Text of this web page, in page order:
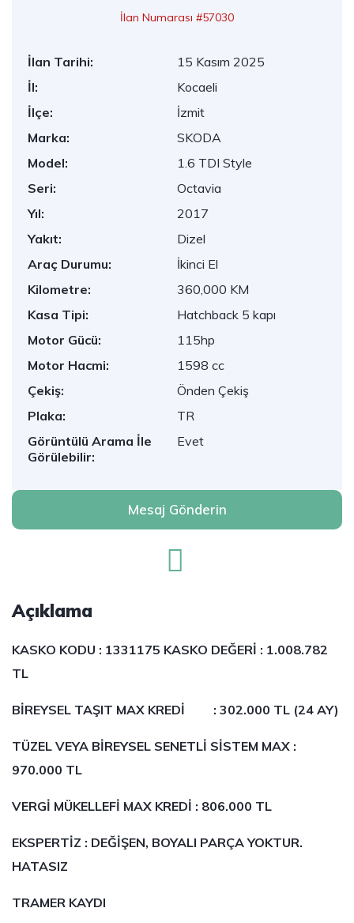
İlan Numarası #57030
İlan Tarihi:
15 Kasım 2025
İl:
Kocaeli
İlçe:
İzmit
Marka:
SKODA
Model:
1.6 TDI Style
Seri:
Octavia
Yıl:
2017
Yakıt:
Dizel
Araç Durumu:
İkinci El
Kilometre:
360,000 KM
Kasa Tipi:
Hatchback 5 kapı
Motor Gücü:
115hp
Motor Hacmi:
1598 cc
Çekiş:
Önden Çekiş
Plaka:
TR
Görüntülü Arama İle
Görülebilir:
Evet
Mesaj Gönderin
Açıklama
KASKO KODU : 1331175 KASKO DEĞERİ : 1.008.782
TL
BİREYSEL TAŞIT MAX KREDİ : 302.000 TL (24 AY)
TÜZEL VEYA BİREYSEL SENETLİ SİSTEM MAX :
970.000 TL
VERGİ MÜKELLEFİ MAX KREDİ : 806.000 TL
EKSPERTİZ : DEĞİŞEN, BOYALI PARÇA YOKTUR.
HATASIZ
TRAMER KAYDI